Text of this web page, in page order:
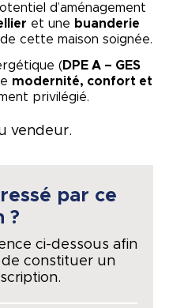
d’aménagement
et une buanderie
cette maison soignée.
(DPE A – GES
modernité, confort et
privilégié.
vendeur.
par ce
?
ci-dessous afin
constituer un